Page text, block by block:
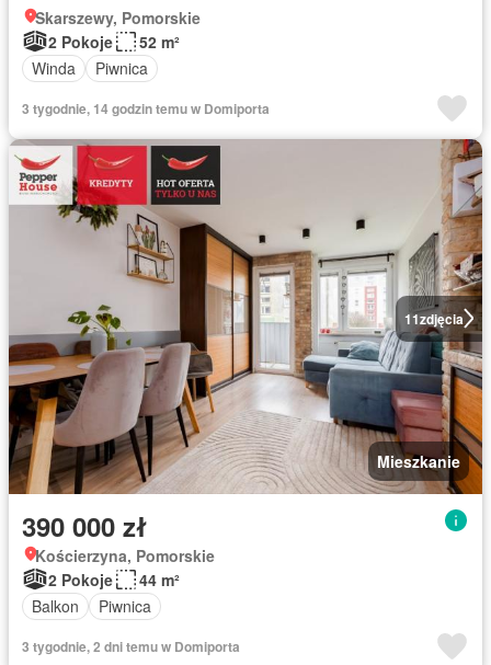
Skarszewy, Pomorskie
2 Pokoje
52 m²
Winda
Piwnica
3 tygodnie, 14 godzin temu w Domiporta
11zdjęcia
Mieszkanie
390 000 zł
Kościerzyna, Pomorskie
2 Pokoje
44 m²
Balkon
Piwnica
3 tygodnie, 2 dni temu w Domiporta